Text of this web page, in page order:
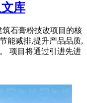
库
筑石膏粉技改项目的核
能减排,提升产品品质,
项目将通过引进先进